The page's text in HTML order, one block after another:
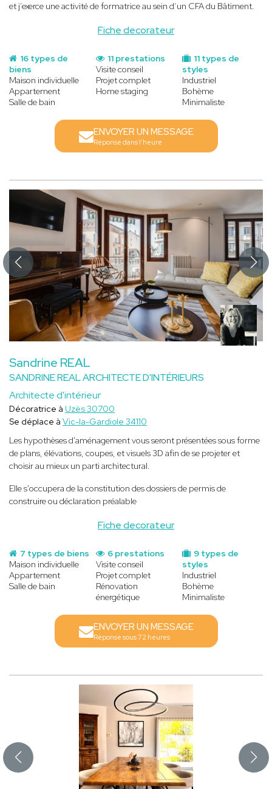
Fiche decorateur
et j’exerce une activité de formatrice au sein d’un CFA du Bâtiment.
16 types de
biens
Maison individuelle
Appartement
Salle de bain
11 types de
styles
Industriel
Bohème
Minimaliste
11 prestations
Visite conseil
Projet complet
Home staging
ENVOYER UN MESSAGE
Réponse dans l'heure
Sandrine REAL
SANDRINE REAL ARCHITECTE D'INTÉRIEURS
Architecte d'intérieur
Fiche decorateur
Décoratrice à Uzès 30700
Se déplace à Vic-la-Gardiole 34110
Les hypothèses d'aménagement vous seront présentées sous forme
de plans, élévations, coupes, et visuels 3D afin de se projeter et
choisir au mieux un parti architectural.
Elle s'occupera de la constitution des dossiers de permis de
construire ou déclaration préalable
7 types de biens
Maison individuelle
Appartement
Salle de bain
9 types de
styles
Industriel
Bohème
Minimaliste
6 prestations
Visite conseil
Projet complet
Rénovation
énergétique
ENVOYER UN MESSAGE
Réponse sous 72 heures